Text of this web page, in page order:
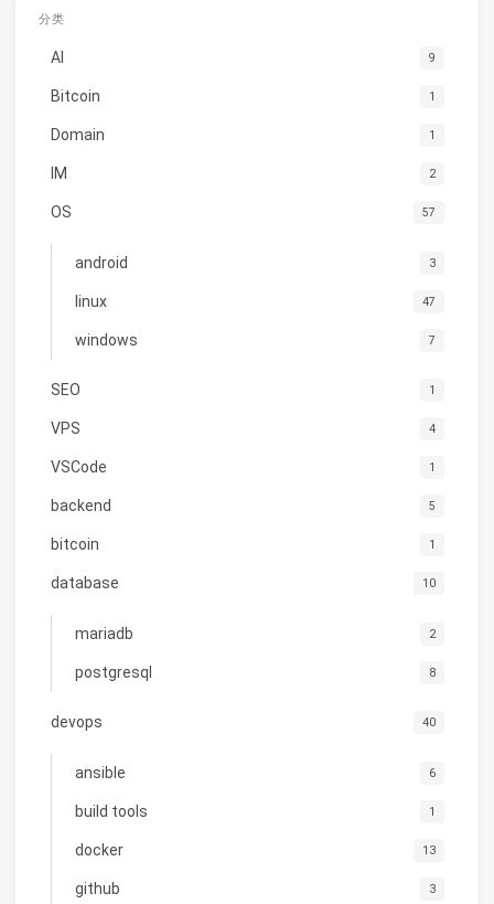
分类
AI 9
Bitcoin 1
Domain 1
IM 2
OS 57
android 3
linux 47
windows 7
SEO 1
VPS 4
VSCode 1
backend 5
bitcoin 1
database 10
mariadb 2
postgresql 8
devops 40
ansible 6
build tools 1
docker 13
github 3